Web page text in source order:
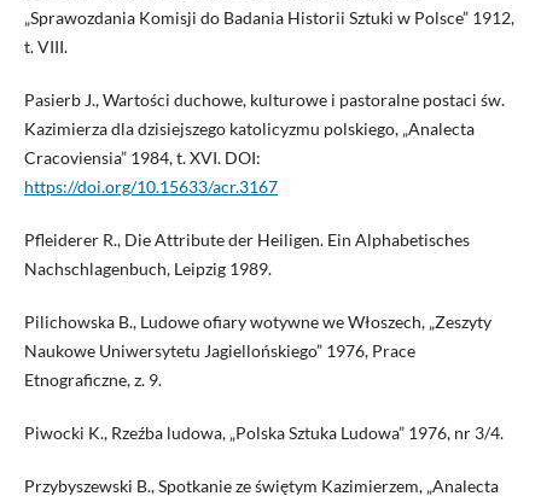
„Sprawozdania Komisji do Badania Historii Sztuki w Polsce” 1912,
t. VIII.
Pasierb J., Wartości duchowe, kulturowe i pastoralne postaci św.
Kazimierza dla dzisiejszego katolicyzmu polskiego, „Analecta
Cracoviensia” 1984, t. XVI. DOI:
https://doi.org/10.15633/acr.3167
Pfleiderer R., Die Attribute der Heiligen. Ein Alphabetisches
Nachschlagenbuch, Leipzig 1989.
Pilichowska B., Ludowe ofiary wotywne we Włoszech, „Zeszyty
Naukowe Uniwersytetu Jagiellońskiego” 1976, Prace
Etnograficzne, z. 9.
Piwocki K., Rzeźba ludowa, „Polska Sztuka Ludowa” 1976, nr 3/4.
Przybyszewski B., Spotkanie ze świętym Kazimierzem, „Analecta